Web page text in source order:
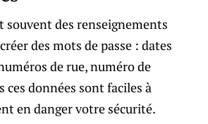
souvent des renseignements
des mots de passe : dates
de rue, numéro de
données sont faciles à
en danger votre sécurité.